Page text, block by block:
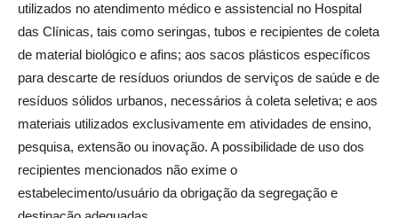
utilizados no atendimento médico e assistencial no Hospital
das Clínicas, tais como seringas, tubos e recipientes de coleta
de material biológico e afins; aos sacos plásticos específicos
para descarte de resíduos oriundos de serviços de saúde e de
resíduos sólidos urbanos, necessários à coleta seletiva; e aos
materiais utilizados exclusivamente em atividades de ensino,
pesquisa, extensão ou inovação. A possibilidade de uso dos
recipientes mencionados não exime o
estabelecimento/usuário da obrigação da segregação e